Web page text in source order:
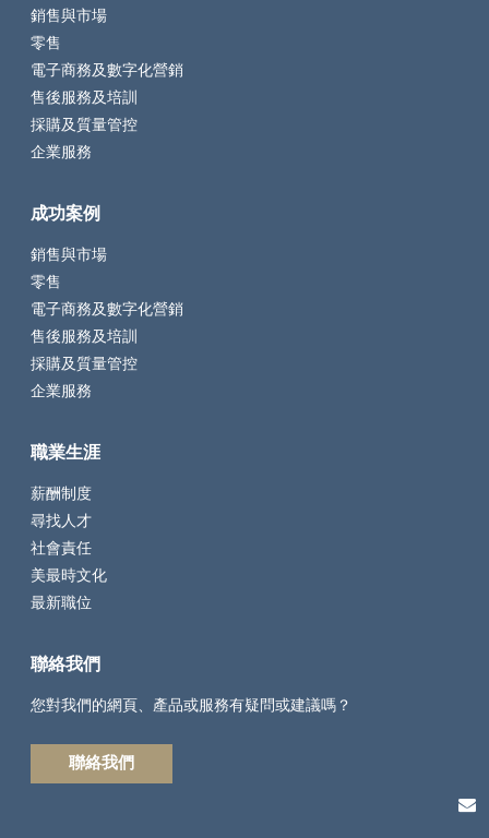
銷售與市場
零售
電子商務及數字化營銷
售後服務及培訓
採購及質量管控
企業服務
成功案例
銷售與市場
零售
電子商務及數字化營銷
售後服務及培訓
採購及質量管控
企業服務
職業生涯
薪酬制度
尋找人才
社會責任
美最時文化
最新職位
聯絡我們
您對我們的網頁、產品或服務有疑問或建議嗎？
聯絡我們